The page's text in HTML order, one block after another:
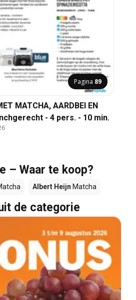
Pagina 89
MATCHA, AARDBEI EN
- 4 pers. - 10 min.
– Waar te koop?
Albert Heijn Matcha
de categorie